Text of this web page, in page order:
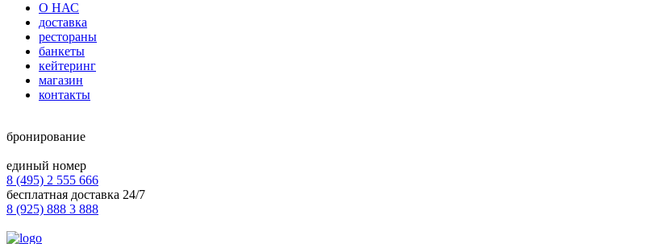
О НАС
доставка
рестораны
банкеты
кейтеринг
магазин
контакты
бронирование
единый номер
8 (495) 2 555 666
бесплатная доставка 24/7
8 (925) 888 3 888